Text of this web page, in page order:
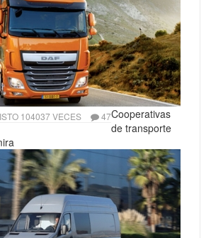
104037 VECES 47Cooperativas
de transporte